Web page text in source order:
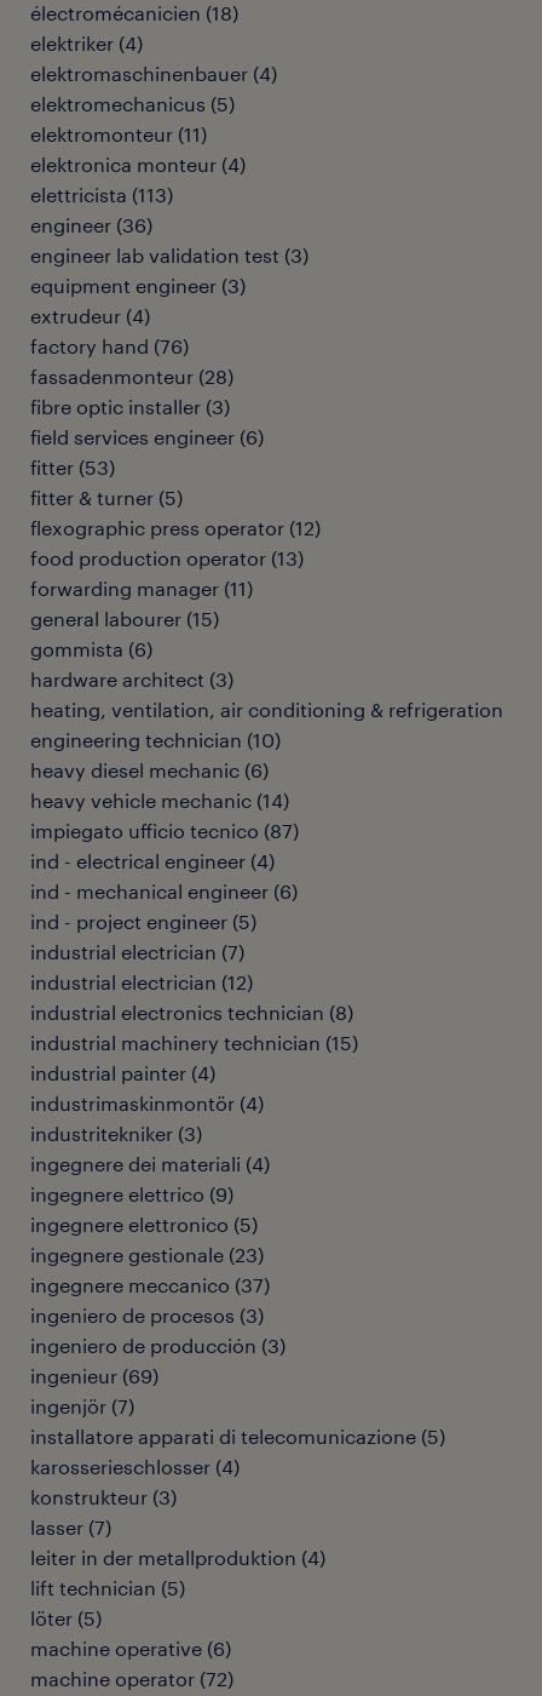
électromécanicien (18)
elektriker (4)
elektromaschinenbauer (4)
elektromechanicus (5)
elektromonteur (11)
elektronica monteur (4)
elettricista (113)
engineer (36)
engineer lab validation test (3)
equipment engineer (3)
extrudeur (4)
factory hand (76)
fassadenmonteur (28)
fibre optic installer (3)
field services engineer (6)
fitter (53)
fitter & turner (5)
flexographic press operator (12)
food production operator (13)
forwarding manager (11)
general labourer (15)
gommista (6)
hardware architect (3)
heating, ventilation, air conditioning & refrigeration
engineering technician (10)
heavy diesel mechanic (6)
heavy vehicle mechanic (14)
impiegato ufficio tecnico (87)
ind - electrical engineer (4)
ind - mechanical engineer (6)
ind - project engineer (5)
industrial electrician (7)
industrial electrician (12)
industrial electronics technician (8)
industrial machinery technician (15)
industrial painter (4)
industrimaskinmontör (4)
industritekniker (3)
ingegnere dei materiali (4)
ingegnere elettrico (9)
ingegnere elettronico (5)
ingegnere gestionale (23)
ingegnere meccanico (37)
ingeniero de procesos (3)
ingeniero de producción (3)
ingenieur (69)
ingenjör (7)
installatore apparati di telecomunicazione (5)
karosserieschlosser (4)
konstrukteur (3)
lasser (7)
leiter in der metallproduktion (4)
lift technician (5)
löter (5)
machine operative (6)
machine operator (72)